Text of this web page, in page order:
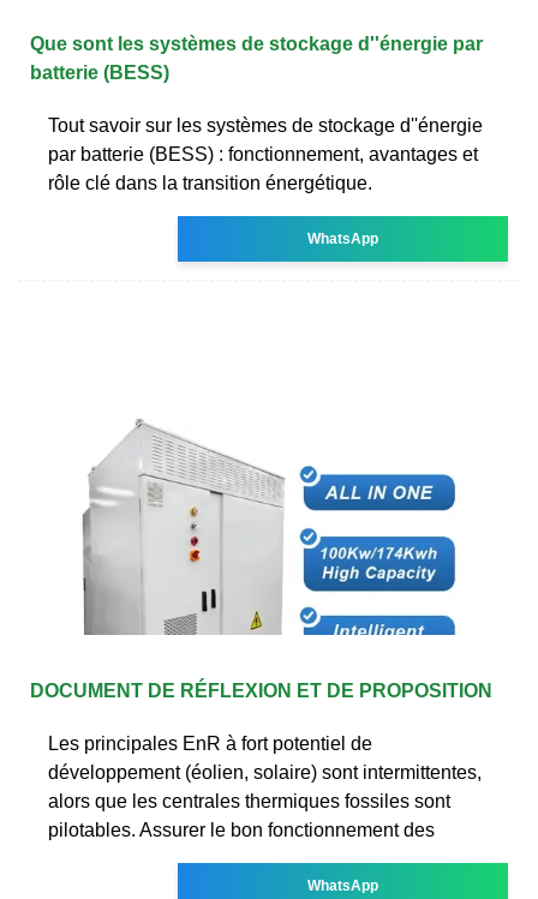
Que sont les systèmes de stockage d''énergie par
batterie (BESS)
Tout savoir sur les systèmes de stockage d''énergie
par batterie (BESS) : fonctionnement, avantages et
rôle clé dans la transition énergétique.
WhatsApp
DOCUMENT DE RÉFLEXION ET DE PROPOSITION
Les principales EnR à fort potentiel de
développement (éolien, solaire) sont intermittentes,
alors que les centrales thermiques fossiles sont
pilotables. Assurer le bon fonctionnement des
WhatsApp